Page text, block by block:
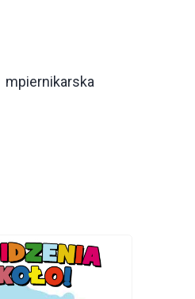
mpiernikarska